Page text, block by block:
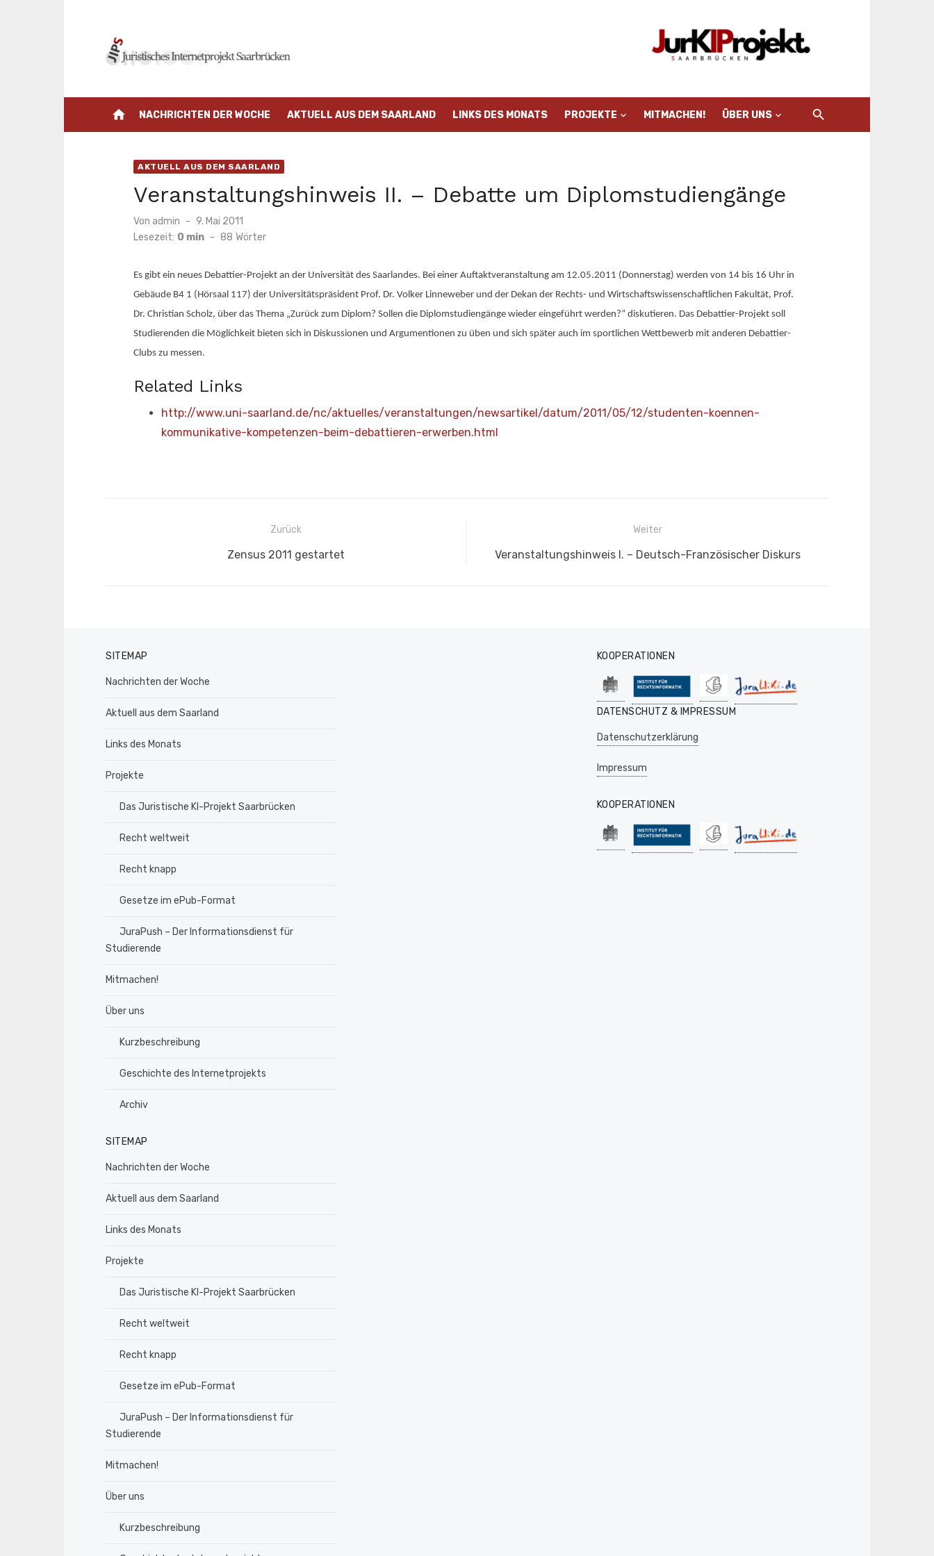
home NACHRICHTEN DER WOCHE AKTUELL AUS DEM SAARLAND LINKS DES MONATS PROJEKTE MITMACHEN! ÜBER UNS
AKTUELL AUS DEM SAARLAND
Veranstaltungshinweis II. – Debatte um Diplomstudiengänge
Von admin
Veröffentlicht
am
9. Mai 2011
Lesezeit: 0 min - 88 Wörter
Es gibt ein neues Debattier-Projekt an der Universität des Saarlandes. Bei einer Auftaktveranstaltung am 12.05.2011 (Donnerstag) werden von 14 bis 16 Uhr in
Gebäude B4 1 (Hörsaal 117) der Universitätspräsident Prof. Dr. Volker Linneweber und der Dekan der Rechts- und Wirtschaftswissenschaftlichen Fakultät, Prof.
Dr. Christian Scholz, über das Thema „Zurück zum Diplom? Sollen die Diplomstudiengänge wieder eingeführt werden?“ diskutieren. Das Debattier-Projekt soll
Studierenden die Möglichkeit bieten sich in Diskussionen und Argumentionen zu üben und sich später auch im sportlichen Wettbewerb mit anderen Debattier-
Clubs zu messen.
Related Links
http://www.uni-saarland.de/nc/aktuelles/veranstaltungen/newsartikel/datum/2011/05/12/studenten-koennen-
kommunikative-kompetenzen-beim-debattieren-erwerben.html
BeitragsnavigationZurück
Vorheriger
Zensus 2011 gestartet
Weiter
Nächster
Veranstaltungshinweis I. – Deutsch-Französischer Diskurs
SITEMAP
Nachrichten der Woche
Aktuell aus dem Saarland
Links des Monats
Projekte
Das Juristische KI-Projekt Saarbrücken
Recht weltweit
Recht knapp
Gesetze im ePub-Format
JuraPush – Der Informationsdienst für
Studierende
Mitmachen!
Über uns
Kurzbeschreibung
Geschichte des Internetprojekts
Archiv
SITEMAP
Nachrichten der Woche
Aktuell aus dem Saarland
Links des Monats
Projekte
Das Juristische KI-Projekt Saarbrücken
Recht weltweit
Recht knapp
Gesetze im ePub-Format
JuraPush – Der Informationsdienst für
Studierende
Mitmachen!
Über uns
Kurzbeschreibung
KOOPERATIONEN
DATENSCHUTZ & IMPRESSUM
Datenschutzerklärung
Impressum
KOOPERATIONEN